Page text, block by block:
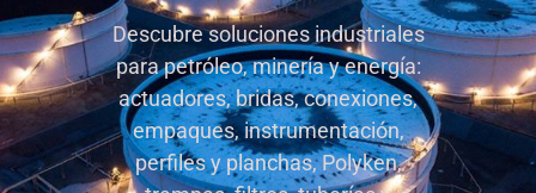
Descubre soluciones industriales
para petróleo, minería y energía:
actuadores, bridas, conexiones,
empaques, instrumentación,
perfiles y planchas, Polyken,